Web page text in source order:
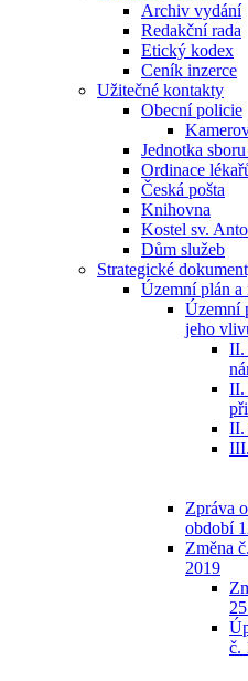
Archiv vydání
Redakční rada
Etický kodex
Ceník inzerce
Užitečné kontakty
Obecní policie
Jednotka
Ordinace
Česká pošta
Knihovna
Kostel sv.
Dům služeb
Strategické
Územní plán a
Územní
jeho
II.
II.
II.
Zpráva
období
Změna
2019
č.